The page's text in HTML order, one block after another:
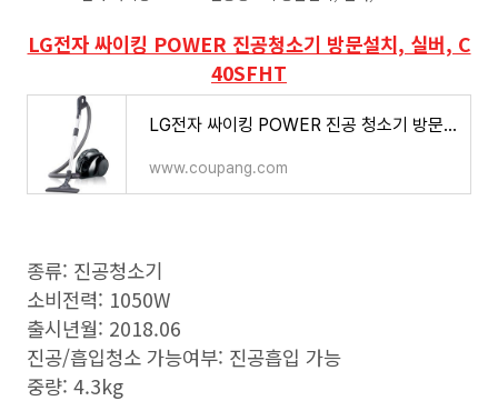
LG전자 싸이킹 POWER 진공청소기 방문설치, 실버, C
40SFHT
LG전자 싸이킹 POWER 진공 청소기 방문설치
www.coupang.com
종류: 진공청소기
소비전력: 1050W
출시년월: 2018.06
진공/흡입청소 가능여부: 진공흡입 가능
중량: 4.3kg